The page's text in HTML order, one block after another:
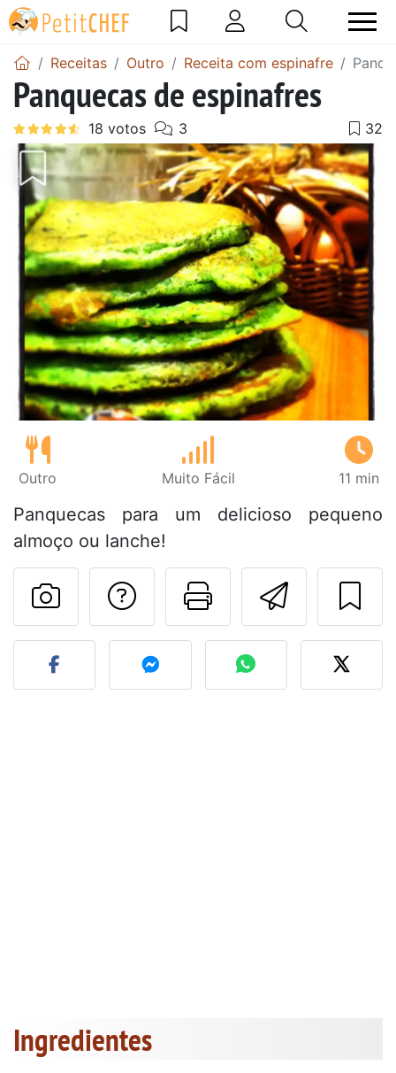
Receitas Outro Receita com espinafre
Panquecas de espinafres
Outro Muito Fácil 11 min
Panquecas para um delicioso pequeno
almoço ou lanche!
Imprima
Falar com o autor
Fez esta receita?
Ingredientes